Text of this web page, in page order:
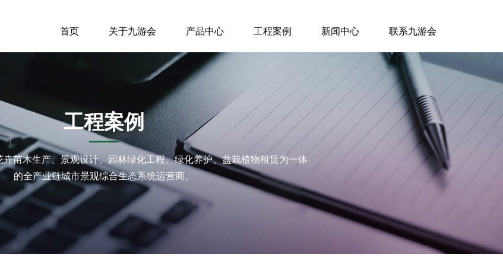
首页 关于九游会 产品中心 工程案例 新闻中心 联系九游会
工程案例
苗木生产、景观设计、园林绿化工程、绿化养护、盆栽植物租赁为一体
的全产业链城市景观综合生态系统运营商。